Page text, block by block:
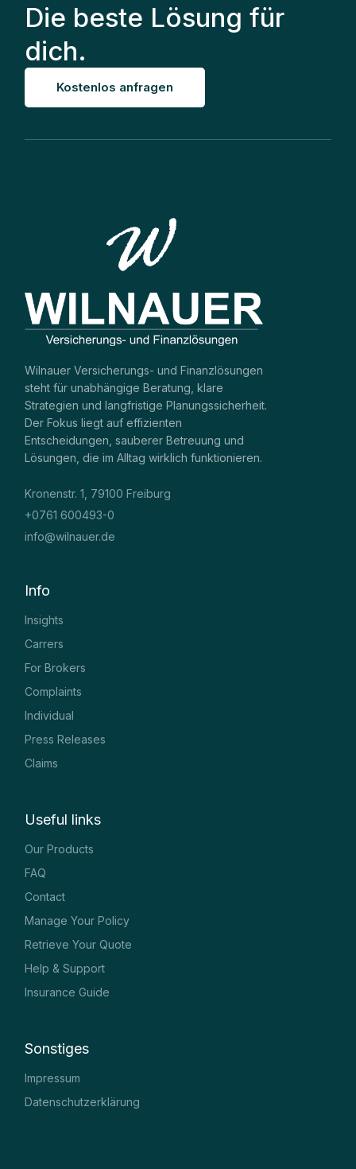
Die beste Lösung für
dich.
Kostenlos anfragen
Wilnauer Versicherungs- und Finanzlösungen
steht für unabhängige Beratung, klare
Strategien und langfristige Planungssicherheit.
Der Fokus liegt auf effizienten
Entscheidungen, sauberer Betreuung und
Lösungen, die im Alltag wirklich funktionieren.
Kronenstr. 1, 79100 Freiburg
+0761 600493-0
info@wilnauer.de
Info
Insights
Carrers
For Brokers
Complaints
Individual
Press Releases
Claims
Useful links
Our Products
FAQ
Contact
Manage Your Policy
Retrieve Your Quote
Help & Support
Insurance Guide
Sonstiges
Impressum
Datenschutzerklärung